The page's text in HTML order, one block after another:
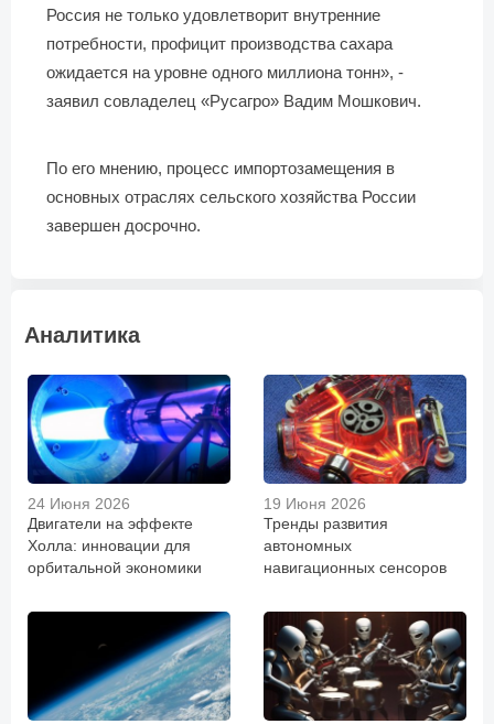
Россия не только удовлетворит внутренние
потребности, профицит производства сахара
ожидается на уровне одного миллиона тонн», -
заявил совладелец «Русагро» Вадим Мошкович.
По его мнению, процесс импортозамещения в
основных отраслях сельского хозяйства России
завершен досрочно.
Аналитика
24 Июня 2026
Двигатели на эффекте
Холла: инновации для
орбитальной экономики
19 Июня 2026
Тренды развития
автономных
навигационных сенсоров